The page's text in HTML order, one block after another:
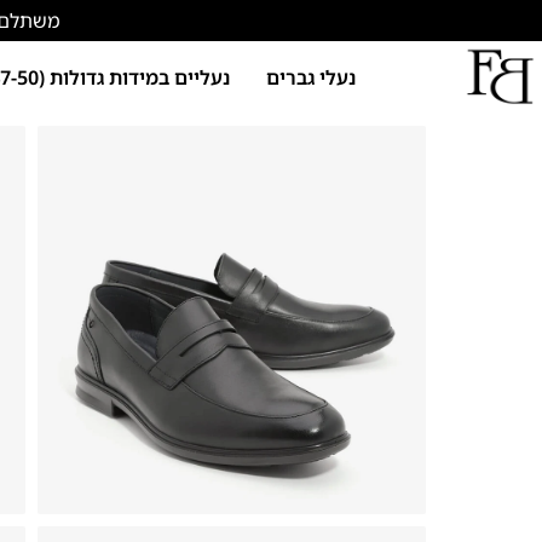
משתלם
נעלי גברים נעליים במידות גדולות (47-50)